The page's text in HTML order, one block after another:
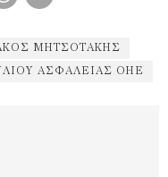
ΜΗΤΣΟΤΆΚΗΣ
ΑΣΦΑΛΕΊΑΣ ΟΗΕ